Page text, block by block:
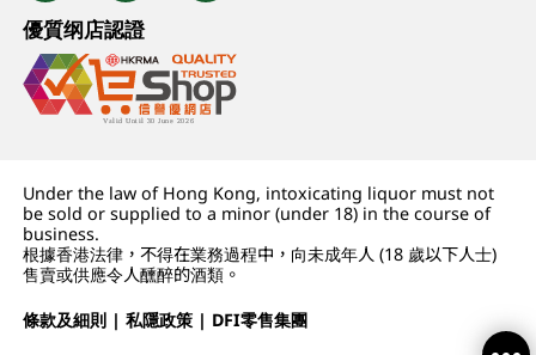
優質纲店認證
Under the law of Hong Kong, intoxicating liquor must not
be sold or supplied to a minor (under 18) in the course of
business.
根據香港法律，不得在業務過程中，向未成年人 (18 歲以下人士)
售賣或供應令人醺醉的酒類。
條款及細則 |私隱政策 | DFI零售集團